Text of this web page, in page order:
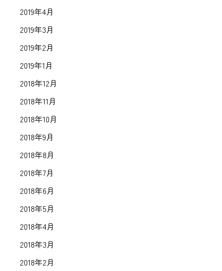
2019年4月
2019年3月
2019年2月
2019年1月
2018年12月
2018年11月
2018年10月
2018年9月
2018年8月
2018年7月
2018年6月
2018年5月
2018年4月
2018年3月
2018年2月